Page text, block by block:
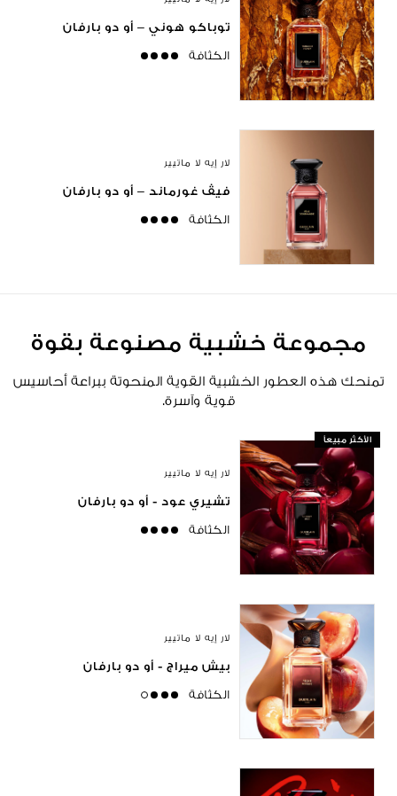
توباكو هوني – أو دو بارفان
الكثافةstrong
لار إيه لا ماتيير
فيڤ غورماند – أو دو بارفان
الكثافةstrong
مجموعة خشبية مصنوعة بقوة
تمنحك هذه العطور الخشبية القوية المنحوتة ببراعة أحاسيس
قوية وآسرة.
الأكثر مبيعاً
لار إيه لا ماتيير
تشيري عود - أو دو بارفان
الكثافةstrong
لار إيه لا ماتيير
بيش ميراج - أو دو بارفان
الكثافةhigh